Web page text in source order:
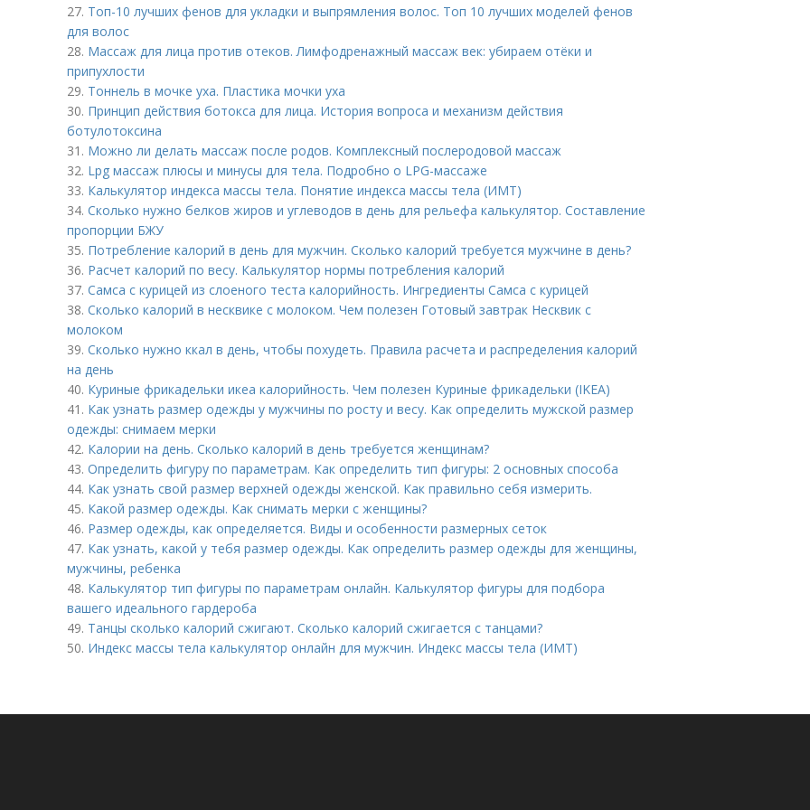
27. Топ-10 лучших фенов для укладки и выпрямления волос. Топ 10 лучших моделей фенов
для волос
28. Массаж для лица против отеков. Лимфодренажный массаж век: убираем отёки и
припухлости
29. Тоннель в мочке уха. Пластика мочки уха
30. Принцип действия ботокса для лица. История вопроса и механизм действия
ботулотоксина
31. Можно ли делать массаж после родов. Комплексный послеродовой массаж
32. Lpg массаж плюсы и минусы для тела. Подробно о LPG-массаже
33. Калькулятор индекса массы тела. Понятие индекса массы тела (ИМТ)
34. Сколько нужно белков жиров и углеводов в день для рельефа калькулятор. Составление
пропорции БЖУ
35. Потребление калорий в день для мужчин. Сколько калорий требуется мужчине в день?
36. Расчет калорий по весу. Калькулятор нормы потребления калорий
37. Самса с курицей из слоеного теста калорийность. Ингредиенты Самса с курицей
38. Сколько калорий в несквике с молоком. Чем полезен Готовый завтрак Несквик с
молоком
39. Сколько нужно ккал в день, чтобы похудеть. Правила расчета и распределения калорий
на день
40. Куриные фрикадельки икеа калорийность. Чем полезен Куриные фрикадельки (IKEA)
41. Как узнать размер одежды у мужчины по росту и весу. Как определить мужской размер
одежды: снимаем мерки
42. Калории на день. Сколько калорий в день требуется женщинам?
43. Определить фигуру по параметрам. Как определить тип фигуры: 2 основных способа
44. Как узнать свой размер верхней одежды женской. Как правильно себя измерить.
45. Какой размер одежды. Как снимать мерки с женщины?
46. Размер одежды, как определяется. Виды и особенности размерных сеток
47. Как узнать, какой у тебя размер одежды. Как определить размер одежды для женщины,
мужчины, ребенка
48. Калькулятор тип фигуры по параметрам онлайн. Калькулятор фигуры для подбора
вашего идеального гардероба
49. Танцы сколько калорий сжигают. Сколько калорий сжигается с танцами?
50. Индекс массы тела калькулятор онлайн для мужчин. Индекс массы тела (ИМТ)